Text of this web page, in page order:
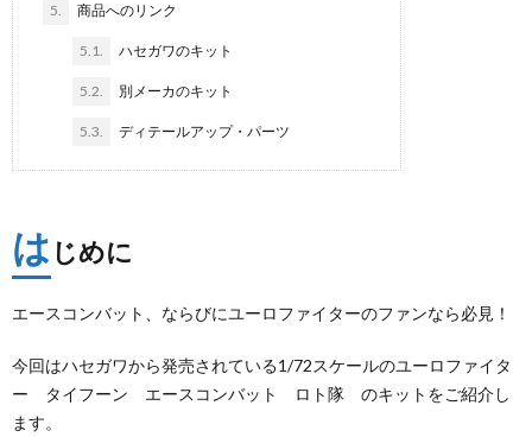
5. 商品へのリンク
5.1. ハセガワのキット
5.2. 別メーカのキット
5.3. ディテールアップ・パーツ
は じめに
エースコンバット、ならびにユーロファイターのファンなら必見！
今回はハセガワから発売されている1/72スケールのユーロファイタ
ー タイフーン エースコンバット ロト隊 のキットをご紹介し
ます。